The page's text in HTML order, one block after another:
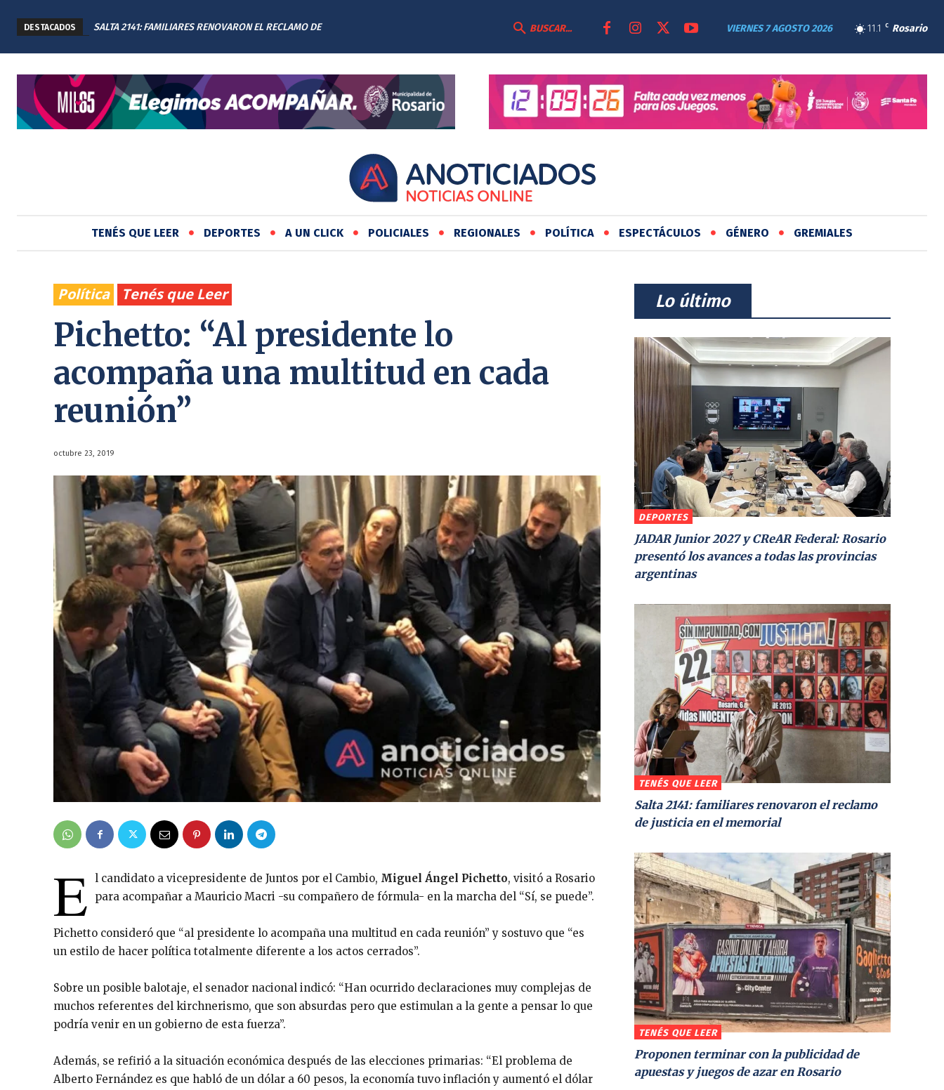
DESTACADOS
SALTA 2141: FAMILIARES RENOVARON EL RECLAMO DE
11.1 C Rosario
VIERNES 7 AGOSTO 2026
BUSCAR...
TENÉS QUE LEER DEPORTES A UN CLICK POLICIALES REGIONALES POLÍTICA ESPECTÁCULOS GÉNERO GREMIALES
Política Tenés que Leer
Pichetto: “Al presidente lo
acompaña una multitud en cada
reunión”
octubre 23, 2019
E l candidato a vicepresidente de Juntos por el Cambio, Miguel Ángel Pichetto, visitó a Rosario
para acompañar a Mauricio Macri -su compañero de fórmula- en la marcha del “Sí, se puede”.
Pichetto consideró que “al presidente lo acompaña una multitud en cada reunión” y sostuvo que “es
un estilo de hacer política totalmente diferente a los actos cerrados”.
Sobre un posible balotaje, el senador nacional indicó: “Han ocurrido declaraciones muy complejas de
muchos referentes del kirchnerismo, que son absurdas pero que estimulan a la gente a pensar lo que
podría venir en un gobierno de esta fuerza”.
Además, se refirió a la situación económica después de las elecciones primarias: “El problema de
Alberto Fernández es que habló de un dólar a 60 pesos, la economía tuvo inflación y aumentó el dólar
⠀Lo último⠀
DEPORTES
JADAR Junior 2027 y CReAR Federal: Rosario
presentó los avances a todas las provincias
argentinas
TENÉS QUE LEER
Salta 2141: familiares renovaron el reclamo
de justicia en el memorial
TENÉS QUE LEER
Proponen terminar con la publicidad de
apuestas y juegos de azar en Rosario